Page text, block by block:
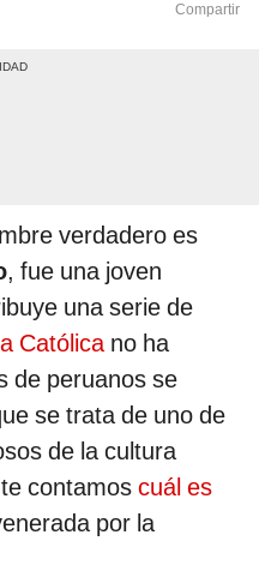
Compartir
verdadero es
, fue una joven
una serie de
Católicano ha
de peruanos se
se trata de uno de
de la cultura
contamos cuál es
por la